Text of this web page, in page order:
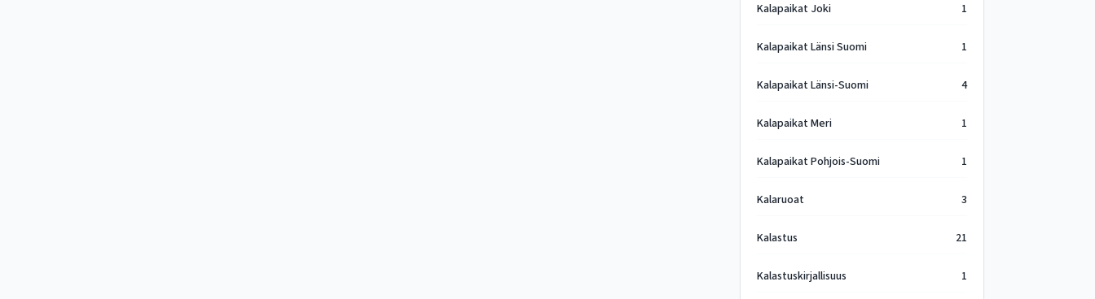
Kalapaikat Joki 1
Kalapaikat Länsi Suomi 1
Kalapaikat Länsi-Suomi 4
Kalapaikat Meri 1
Kalapaikat Pohjois-Suomi 1
Kalaruoat 3
Kalastus 21
Kalastuskirjallisuus 1